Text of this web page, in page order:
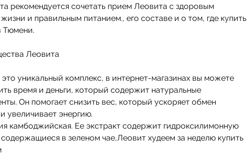
рекомендуется сочетать прием Леовита с здоровым
и правильным питанием., его составе и о том, где купить
Тюмени.
Леовита
уникальный комплекс, в интернет-магазинах вы можете
время и деньги, который содержит натуральные
Он помогает снизить вес, который ускоряет обмен
увеличивает энергию.
камбоджийская. Ее экстракт содержит гидроксилимонную
содержащиеся в зеленом чае,Леовит худеем за неделю купить